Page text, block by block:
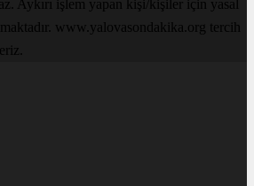
Aykırı işlem yapan kişi/kişiler için yasal
www.yalovasondakika.org tercih